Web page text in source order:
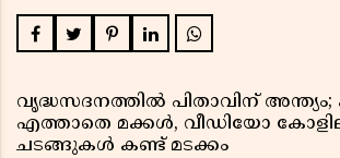
വൃദ്ധസദനത്തിൽ പിതാവിന്
എത്താതെ മക്കൾ, വീഡിയോ
ചടങ്ങുകൾ കണ്ട് മടക്കം